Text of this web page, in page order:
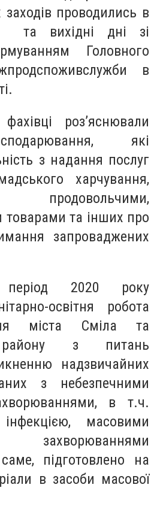
заходів проводились в
та вихідні дні зі
Головного
в
роз’яснювали
які
з надання послуг
харчування,
та інших про
запроваджених
2020 року
освітня робота
міста Сміла та
району з питань
надзвичайних
з небезпечними
в т.ч.
інфекцією, масовими
захворюваннями
підготовлено на
в засоби масової